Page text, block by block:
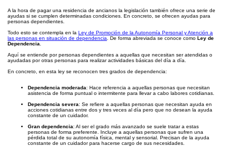
A la hora de pagar una residencia de ancianos la legislación también ofrece una serie de
ayudas si se cumplen determinadas condiciones. En concreto, se ofrecen ayudas para
personas dependientes.
Todo esto se contempla en la Ley de Promoción de la Autonomía Personal y Atención a
las personas en situación de dependencia. De forma abreviada se conoce como Ley de
Dependencia.
Aquí se entiende por personas dependientes a aquellas que necesitan ser atendidas o
ayudadas por otras personas para realizar actividades básicas del día a día.
En concreto, en esta ley se reconocen tres grados de dependencia:
Dependencia moderada: Hace referencia a aquellas personas que necesitan
asistencia de forma puntual o intermitente para llevar a cabo labores cotidianas.
Dependencia severa: Se refiere a aquellas personas que necesitan ayuda en
acciones cotidianas entre dos y tres veces al día pero que no desean la ayuda
constante de un cuidador.
Gran dependencia: Al ser el grado más avanzado se suele tratar a estas
personas de forma preferente. Incluye a aquellas personas que sufren una
pérdida total de su autonomía física, mental y sensorial. Precisan de la ayuda
constante de un cuidador para hacerse cargo de sus necesidades.